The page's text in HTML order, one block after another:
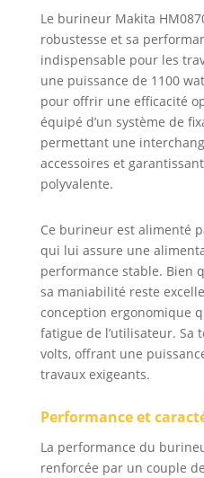
Le burineur Makita
robustesse et sa
indispensable pour les
une puissance de 1100
pour offrir une efficacité
équipé d’un système de
permettant une
accessoires et
polyvalente.
Ce burineur est alimenté
qui lui assure une
performance stable. Bien
sa maniabilité reste
conception ergonomique
fatigue de l’utilisateur. Sa
volts, offrant une
travaux exigeants.
Performance et
La performance du
renforcée par un couple